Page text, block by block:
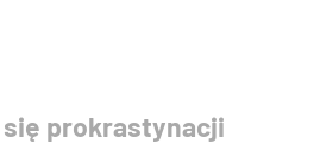
się prokrastynacji